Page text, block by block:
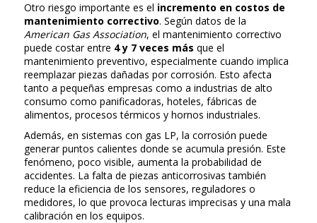
Otro riesgo importante es el incremento en costos de
mantenimiento correctivo. Según datos de la
American Gas Association, el mantenimiento correctivo
puede costar entre 4 y 7 veces más que el
mantenimiento preventivo, especialmente cuando implica
reemplazar piezas dañadas por corrosión. Esto afecta
tanto a pequeñas empresas como a industrias de alto
consumo como panificadoras, hoteles, fábricas de
alimentos, procesos térmicos y hornos industriales.
Además, en sistemas con gas LP, la corrosión puede
generar puntos calientes donde se acumula presión. Este
fenómeno, poco visible, aumenta la probabilidad de
accidentes. La falta de piezas anticorrosivas también
reduce la eficiencia de los sensores, reguladores o
medidores, lo que provoca lecturas imprecisas y una mala
calibración en los equipos.